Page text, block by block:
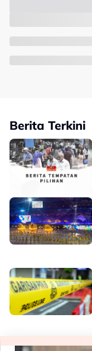
Berita Terkini